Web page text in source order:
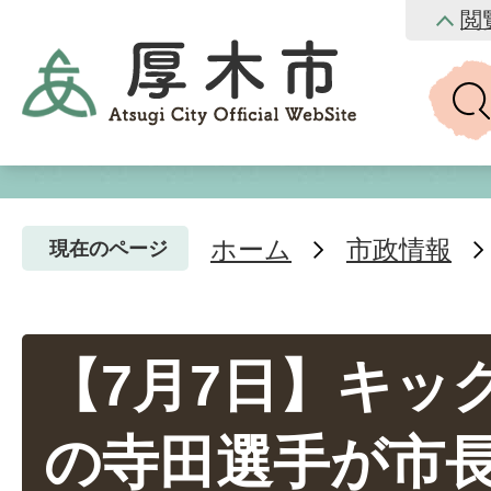
閲
現在のページ ホーム 市政情報
【7月7日】キッ
の寺田選手が市